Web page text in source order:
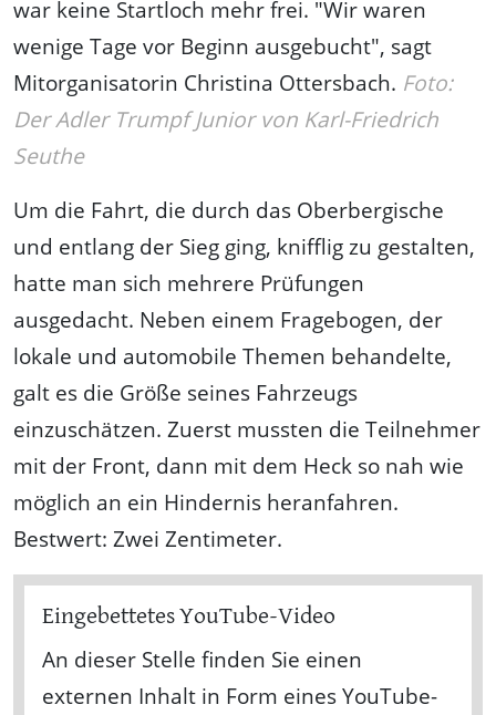
war keine Startloch mehr frei. "Wir waren
wenige Tage vor Beginn ausgebucht", sagt
Mitorganisatorin Christina Ottersbach. Foto:
Der Adler Trumpf Junior von Karl-Friedrich
Seuthe
Um die Fahrt, die durch das Oberbergische
und entlang der Sieg ging, knifflig zu gestalten,
hatte man sich mehrere Prüfungen
ausgedacht. Neben einem Fragebogen, der
lokale und automobile Themen behandelte,
galt es die Größe seines Fahrzeugs
einzuschätzen. Zuerst mussten die Teilnehmer
mit der Front, dann mit dem Heck so nah wie
möglich an ein Hindernis heranfahren.
Bestwert: Zwei Zentimeter.
Eingebettetes YouTube-Video
An dieser Stelle finden Sie einen
externen Inhalt in Form eines YouTube-